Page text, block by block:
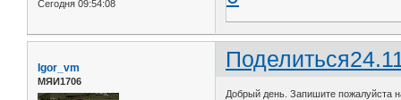
Сегодня 09:54:08
Поделиться
Igor_vm
МЯИ1706
Добрый день. Запишите пожалуйста